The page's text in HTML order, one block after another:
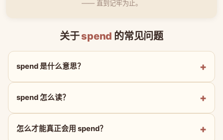
—— 直到记牢为止。
关于spend 的常见问题
spend 是什么意思？
spend 怎么读？
怎么才能真正会用 spend？